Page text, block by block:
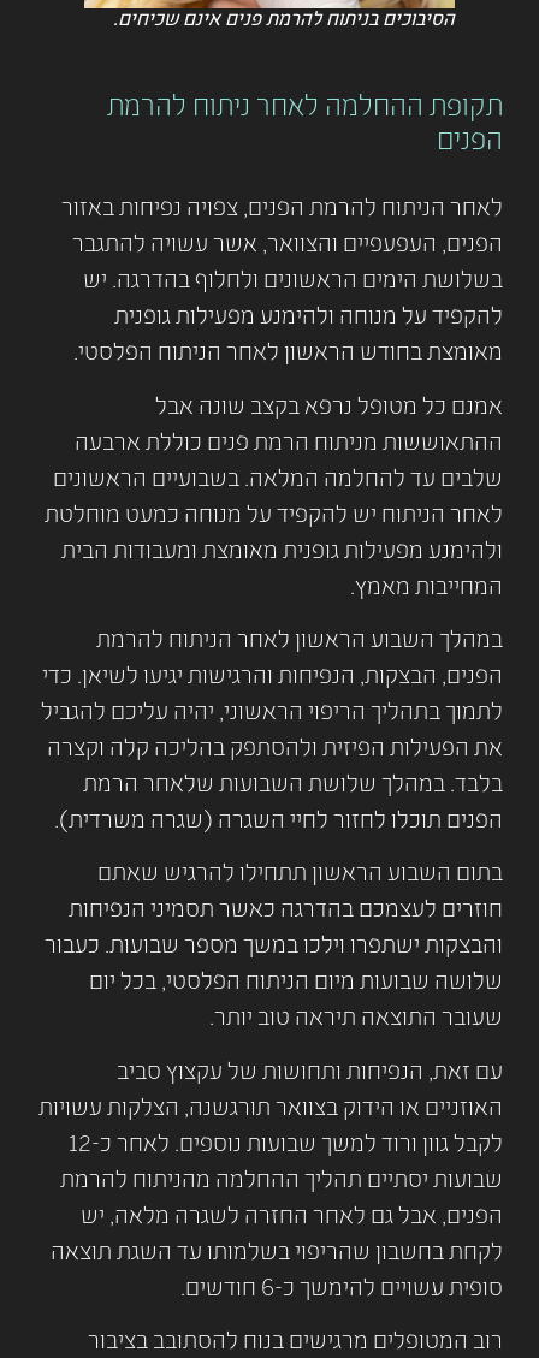
הסיבוכים בניתוח להרמת פנים אינם שכיחים.
תקופת ההחלמה לאחר ניתוח להרמת
הפנים
לאחר הניתוח להרמת הפנים, צפויה נפיחות באזור
הפנים, העפעפיים והצוואר, אשר עשויה להתגבר
בשלושת הימים הראשונים ולחלוף בהדרגה. יש
להקפיד על מנוחה ולהימנע מפעילות גופנית
מאומצת בחודש הראשון לאחר הניתוח הפלסטי.
אמנם כל מטופל נרפא בקצב שונה אבל
ההתאוששות מניתוח הרמת פנים כוללת ארבעה
שלבים עד להחלמה המלאה. בשבועיים הראשונים
לאחר הניתוח יש להקפיד על מנוחה כמעט מוחלטת
ולהימנע מפעילות גופנית מאומצת ומעבודות הבית
המחייבות מאמץ.
במהלך השבוע הראשון לאחר הניתוח להרמת
הפנים, הבצקות, הנפיחות והרגישות יגיעו לשיאן. כדי
לתמוך בתהליך הריפוי הראשוני, יהיה עליכם להגביל
את הפעילות הפיזית ולהסתפק בהליכה קלה וקצרה
בלבד. במהלך שלושת השבועות שלאחר הרמת
הפנים תוכלו לחזור לחיי השגרה (שגרה משרדית).
בתום השבוע הראשון תתחילו להרגיש שאתם
חוזרים לעצמכם בהדרגה כאשר תסמיני הנפיחות
והבצקות ישתפרו וילכו במשך מספר שבועות. כעבור
שלושה שבועות מיום הניתוח הפלסטי, בכל יום
שעובר התוצאה תיראה טוב יותר.
עם זאת, הנפיחות ותחושות של עקצוץ סביב
האוזניים או הידוק בצוואר תורגשנה, הצלקות עשויות
לקבל גוון ורוד למשך שבועות נוספים. לאחר כ-12
שבועות יסתיים תהליך ההחלמה מהניתוח להרמת
הפנים, אבל גם לאחר החזרה לשגרה מלאה, יש
לקחת בחשבון שהריפוי בשלמותו עד השגת תוצאה
סופית עשויים להימשך כ-6 חודשים.
רוב המטופלים מרגישים בנוח להסתובב בציבור